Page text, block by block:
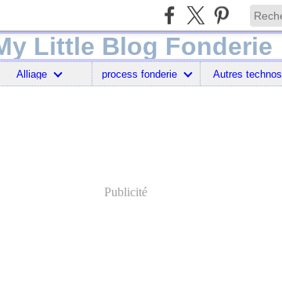
Alliage process fonderie Autres technos
Publicité